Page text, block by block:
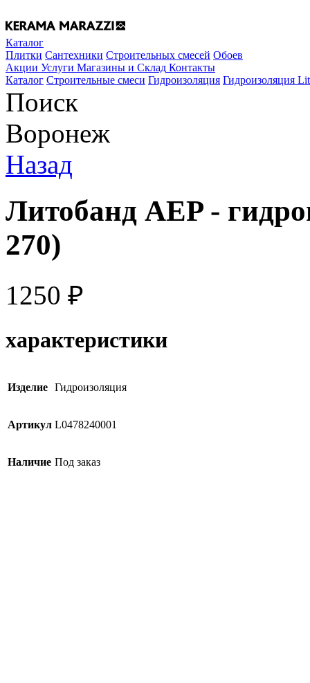
Каталог
Плитки Сантехники Строительных смесей Обоев
Акции Услуги Магазины и Склад Контакты
Каталог Строительные смеси Гидроизоляция Гидроизоляция
Поиск
Воронеж
Назад
Литобанд АЕP -
270)
1250 ₽
характеристики
Изделие Гидроизоляция
Артикул L0478240001
Наличие Под заказ